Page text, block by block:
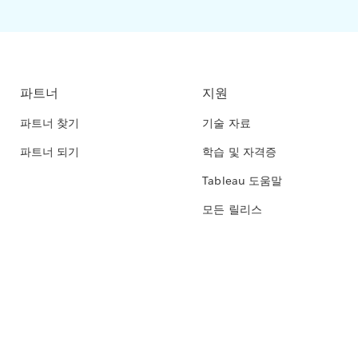
파트너
파트너 찾기
파트너 되기
지원
기술 자료
학습 및 자격증
Tableau 도움말
모든 릴리스